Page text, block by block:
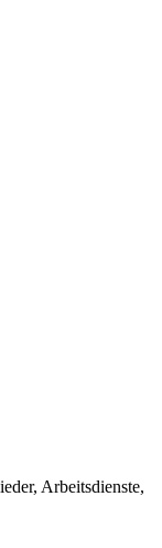
Arbeitsdienste,